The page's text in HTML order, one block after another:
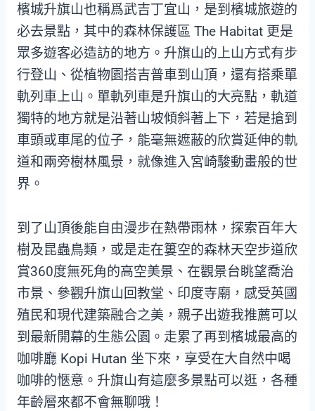
檳城升旗山也稱爲武吉丁宜山，是到檳城旅遊的
必去景點，其中的森林保護區 The Habitat 更是
眾多遊客必造訪的地方。升旗山的上山方式有步
行登山、從植物園搭吉普車到山頂，還有搭乘單
軌列車上山。單軌列車是升旗山的大亮點，軌道
獨特的地方就是沿著山坡傾斜著上下，若是搶到
車頭或車尾的位子，能毫無遮蔽的欣賞延伸的軌
道和兩旁樹林風景，就像進入宮崎駿動畫般的世
界。
到了山頂後能自由漫步在熱帶雨林，探索百年大
樹及昆蟲鳥類，或是走在簍空的森林天空步道欣
賞360度無死角的高空美景、在觀景台眺望喬治
市景、參觀升旗山回教堂、印度寺廟，感受英國
殖民和現代建築融合之美，親子出遊我推薦可以
到最新開幕的生態公園。走累了再到檳城最高的
咖啡廳 Kopi Hutan 坐下來，享受在大自然中喝
咖啡的愜意。升旗山有這麼多景點可以逛，各種
年齡層來都不會無聊哦！